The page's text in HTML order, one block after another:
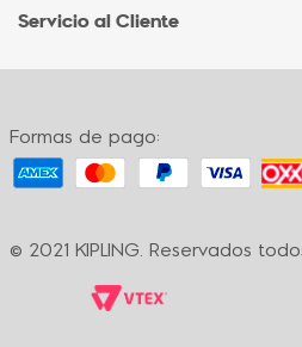
Sucursales
Contacto Corporativo
Formas de pago
Servicio al Cliente
Contacto
Políticas de cambio
Términos y condiciones
Formas de pago:
© 2021 KIPLING. Reservados